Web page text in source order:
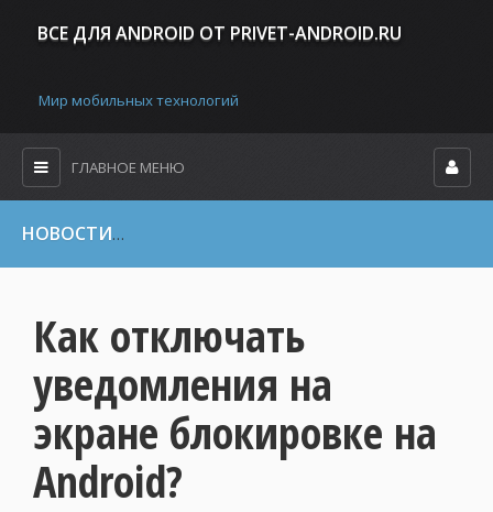
ВСЕ ДЛЯ ANDROID ОТ PRIVET-ANDROID.RU
Мир мобильных технологий
ГЛАВНОЕ МЕНЮ
НОВОСТИ
Как отключать
уведомления на
экране блокировке на
Android?